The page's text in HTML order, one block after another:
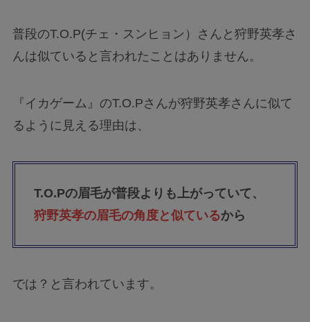
普段のT.O.P(チェ・スンヒョン）さんと狩野英孝さ
んは似ていると言われたことはありません。
『イカゲーム』のT.O.Pさんが狩野英孝さんに似て
るように見える理由は、
T.O.Pの眉毛が普段よりも上がっていて、
狩野英孝の眉毛の角度と似ているから
では？と言われています。